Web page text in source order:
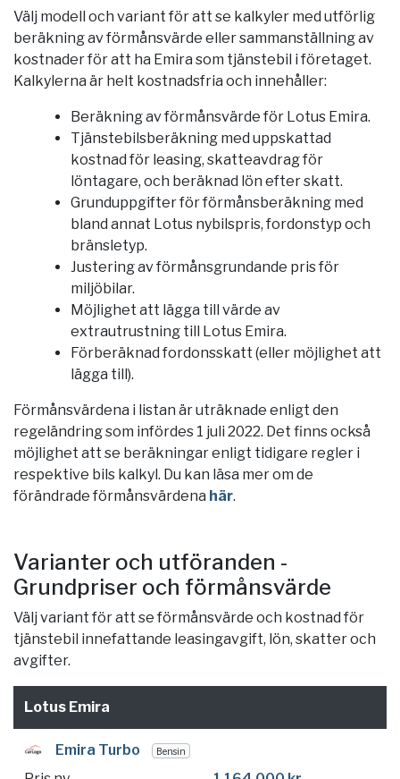
Välj modell och variant för att se kalkyler med utförlig
beräkning av förmånsvärde eller sammanställning av
kostnader för att ha Emira som tjänstebil i företaget.
Kalkylerna är helt kostnadsfria och innehåller:
Beräkning av förmånsvärde för Lotus Emira.
Tjänstebilsberäkning med uppskattad
kostnad för leasing, skatteavdrag för
löntagare, och beräknad lön efter skatt.
Grunduppgifter för förmånsberäkning med
bland annat Lotus nybilspris, fordonstyp och
bränsletyp.
Justering av förmånsgrundande pris för
miljöbilar.
Möjlighet att lägga till värde av
extrautrustning till Lotus Emira.
Förberäknad fordonsskatt (eller möjlighet att
lägga till).
Förmånsvärdena i listan är uträknade enligt den
regeländring som infördes 1 juli 2022. Det finns också
möjlighet att se beräkningar enligt tidigare regler i
respektive bils kalkyl. Du kan läsa mer om de
förändrade förmånsvärdena här.
Varianter och utföranden -
Grundpriser och förmånsvärde
Välj variant för att se förmånsvärde och kostnad för
tjänstebil innefattande leasingavgift, lön, skatter och
avgifter.
Lotus Emira
Emira Turbo Bensin